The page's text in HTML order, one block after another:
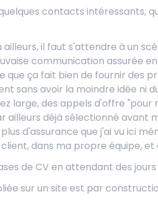
contacts intéressants,
il faut s'attendre à un
communication assurée
ça fait bien de fournir des
sans avoir la moindre idée ni
large, des appels d'offre "pour
déjà sélectionné avant
d'assurance que j'ai vu ici
dans ma propre équipe, et
de CV en attendant des
sur un site est par